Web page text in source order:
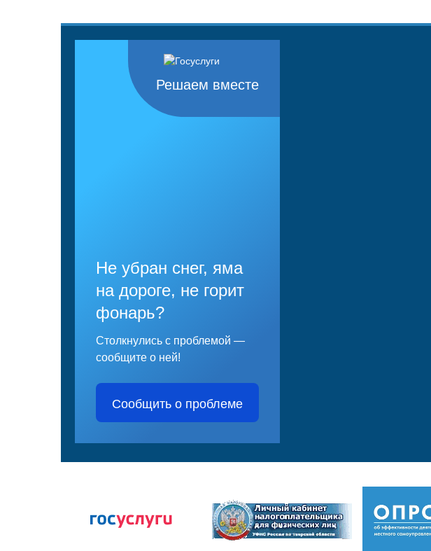
Решаем вместе
Не убран снег, яма
на дороге, не горит
фонарь?
Столкнулись с проблемой —
сообщите о ней!
Сообщить о проблеме